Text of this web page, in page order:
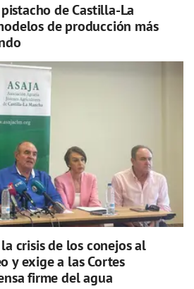
de Castilla-La
de producción más
crisis de los conejos al
y exige a las Cortes
firme del agua